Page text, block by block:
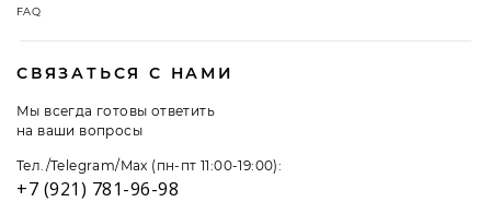
FAQ
СВЯЗАТЬСЯ С НАМИ
Мы всегда готовы ответить
на ваши вопросы
Тел./Telegram/Max (пн-пт 11:00-19:00):
+7 (921) 781-96-98